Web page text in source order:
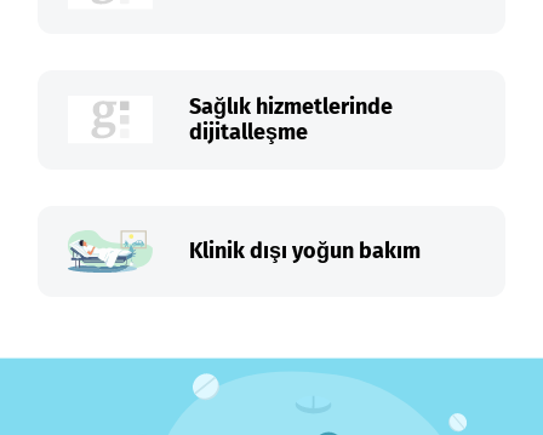
Sağlık hizmetlerinde
dijitalleşme
Klinik dışı yoğun bakım